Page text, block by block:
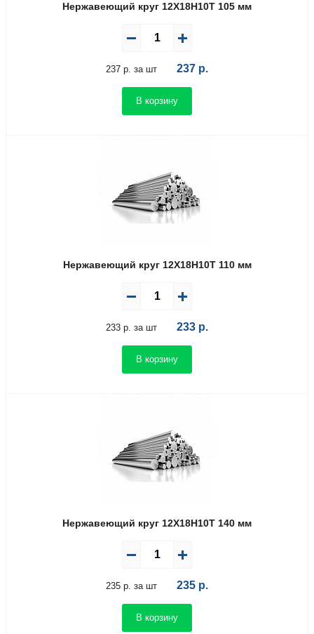
Нержавеющий круг 12Х18Н10Т 105 мм
237 р. за шт 237 р.
В корзину
Нержавеющий круг 12Х18Н10Т 110 мм
233 р. за шт 233 р.
В корзину
Нержавеющий круг 12Х18Н10Т 140 мм
235 р. за шт 235 р.
В корзину